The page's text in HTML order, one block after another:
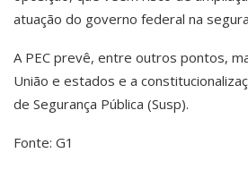
atuação do governo federal na
A PEC prevê, entre outros pontos,
União e estados e a
de Segurança Pública (Susp).
Fonte: G1